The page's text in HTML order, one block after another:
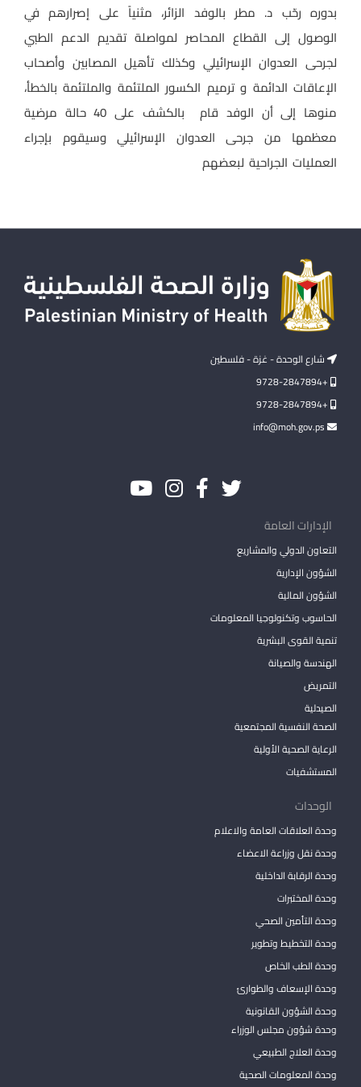
بدوره رحّب د. مطر بالوفد الزائر، مثنياً على إصرارهم في
الوصول إلى القطاع المحاصر لمواصلة تقديم الدعم الطبي
لجرحى العدوان الإسرائيلي وكذلك تأهيل المصابين وأصحاب
الإعاقات الدائمة و ترميم الكسور الملتئمة والملتئمة بالخطأ،
منوها إلى أن الوفد قام بالكشف على 40 حالة مرضية
معظمها من جرحى العدوان الإسرائيلي وسيقوم بإجراء
العمليات الجراحية لبعضهم
شارع الوحدة - غزة - فلسطين
+9728-2847894
+9728-2847894
الإدارات العامة
التعاون الدولي والمشاريع
الشؤون الإدارية
الشؤون المالية
الحاسوب وتكنولوجيا المعلومات
تنمية القوى البشرية
الهندسة والصيانة
التمريض
الصيدلية
الصحة النفسية المجتمعية
الرعاية الصحية الأولية
المستشفيات
الوحدات
وحدة العلاقات العامة والاعلام
وحدة نقل وزراعة الاعضاء
وحدة الرقابة الداخلية
وحدة المختبرات
وحدة التأمين الصحي
وحدة التخطيط وتطوير
وحدة الطب الخاص
وحدة الإسعاف والطوارئ
وحدة الشؤون القانونية
وحدة شؤون مجلس الوزراء
وحدة العلاج الطبيعي
وحدة المعلومات الصحية